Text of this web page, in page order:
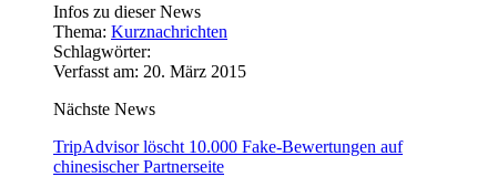
Infos zu dieser News
Thema: Kurznachrichten
Schlagwörter:
Verfasst am: 20. März 2015
Nächste News
TripAdvisor löscht 10.000 Fake-Bewertungen auf
chinesischer Partnerseite